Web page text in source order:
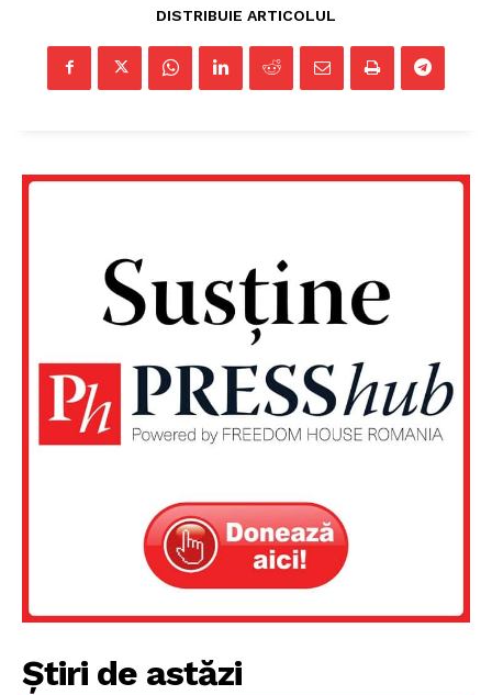
DISTRIBUIE ARTICOLUL
Știri de astăzi